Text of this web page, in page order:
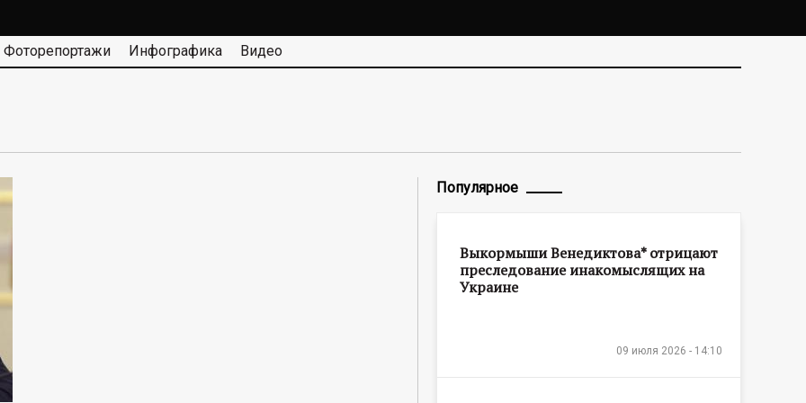
Фоторепортажи Инфографика Видео
Популярное
Выкормыши Венедиктова* отрицают
преследование инакомыслящих на
Украине
09 июля 2026 - 14:10